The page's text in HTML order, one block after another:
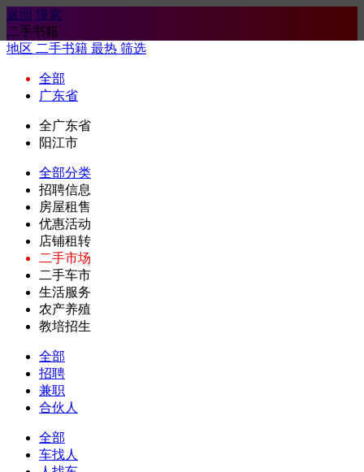
返回 搜索
二手书籍
地区 二手书籍 最热 筛选
全部
广东省
全广东省
阳江市
全部分类
招聘信息
房屋租售
优惠活动
店铺租转
二手市场
二手车市
生活服务
农产养殖
教培招生
全部
招聘
兼职
合伙人
全部
车找人